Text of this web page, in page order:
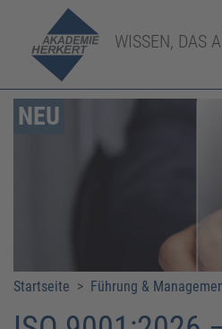
WISSEN, DAS
NEU
Startseite > Führung &